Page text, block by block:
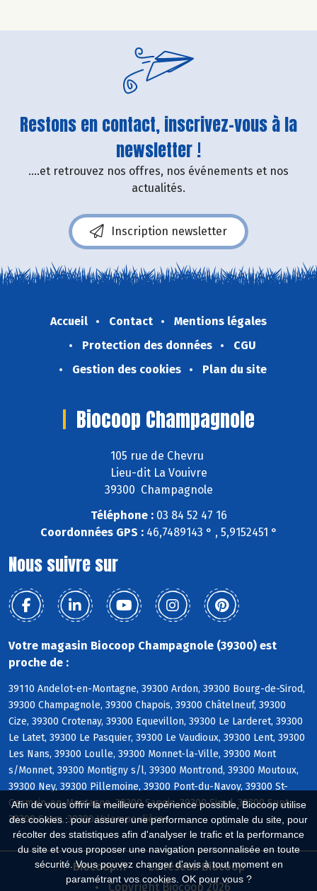
Afin de vous offrir la meilleure expérience possible, Biocoop utilise
des cookies : pour assurer une performance optimale du site, pour
récolter des statistiques afin d'analyser le trafic et la performance
du site et vous proposer une navigation personnalisée en toute
sécurité. Vous pouvez changer d'avis à tout moment en
paramétrant vos cookies. OK pour vous ?
Restons en contact, inscrivez-vous à la
newsletter !
....et retrouvez nos offres, nos événements et nos
actualités.
Inscription newsletter
Accueil Contact
Mentions légales
Protection des données
CGU
Gestion des cookies
Plan du site
Biocoop Champagnole
105 rue de Chevru
Lieu-dit La Vouivre
39300 Champagnole
Téléphone :03 84 52 47 16
Coordonnées GPS :46,7489143 ° , 5,9152451 °
Nous suivre sur
Votre magasin Biocoop Champagnole (39300) est
proche de :
39110 Andelot-en-Montagne, 39300 Ardon, 39300 Bourg-de-Sirod,
39300 Champagnole, 39300 Chapois, 39300 Châtelneuf, 39300
Cize, 39300 Crotenay, 39300 Equevillon, 39300 Le Larderet, 39300
Le Latet, 39300 Le Pasquier, 39300 Le Vaudioux, 39300 Lent, 39300
Les Nans, 39300 Loulle, 39300 Monnet-la-Ville, 39300 Mont
s/Monnet, 39300 Montigny s/l, 39300 Montrond, 39300 Moutoux,
39300 Ney, 39300 Pillemoine, 39300 Pont-du-Navoy, 39300 St-
Germain-en-Montagne, 39300 Sapois, 39300 Sirod, 39300 Supt,
39300 Syam, 39300 Valempoulières
Biocoop.fr
Le réseau Biocoop
Copyright Biocoop 2026